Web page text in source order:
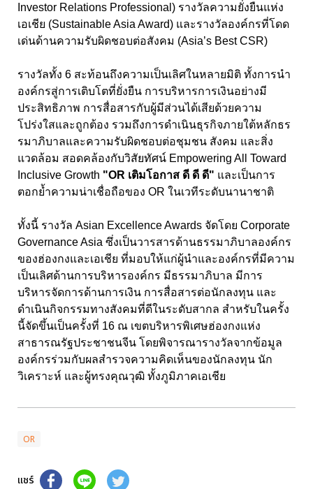
Investor Relations Professional) รางวัลความยั่งยืนแห่ง
เอเชีย (Sustainable Asia Award) และรางวัลองค์กรที่โดด
เด่นด้านความรับผิดชอบต่อสังคม (Asia’s Best CSR)
รางวัลทั้ง 6 สะท้อนถึงความเป็นเลิศในหลายมิติ ทั้งการนำ
องค์กรสู่การเติบโตที่ยั่งยืน การบริหารการเงินอย่างมี
ประสิทธิภาพ การสื่อสารกับผู้มีส่วนได้เสียด้วยความ
โปร่งใสและถูกต้อง รวมถึงการดำเนินธุรกิจภายใต้หลักธร
รมาภิบาลและความรับผิดชอบต่อชุมชน สังคม และสิ่ง
แวดล้อม สอดคล้องกับวิสัยทัศน์ Empowering All Toward
Inclusive Growth "OR เติมโอกาส ดี ดี ดี" และเป็นการ
ตอกย้ำความน่าเชื่อถือของ OR ในเวทีระดับนานาชาติ
ทั้งนี้ รางวัล Asian Excellence Awards จัดโดย Corporate
Governance Asia ซึ่งเป็นวารสารด้านธรรมาภิบาลองค์กร
ของฮ่องกงและเอเชีย ที่มอบให้แก่ผู้นำและองค์กรที่มีความ
เป็นเลิศด้านการบริหารองค์กร มีธรรมาภิบาล มีการ
บริหารจัดการด้านการเงิน การสื่อสารต่อนักลงทุน และ
ดำเนินกิจกรรมทางสังคมที่ดีในระดับสากล สำหรับในครั้ง
นี้จัดขึ้นเป็นครั้งที่ 16 ณ เขตบริหารพิเศษฮ่องกงแห่ง
สาธารณรัฐประชาชนจีน โดยพิจารณารางวัลจากข้อมูล
องค์กรร่วมกับผลสำรวจความคิดเห็นของนักลงทุน นัก
วิเคราะห์ และผู้ทรงคุณวุฒิ ทั้งภูมิภาคเอเชีย
OR
แชร์